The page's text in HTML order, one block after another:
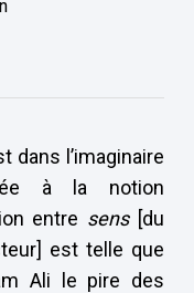
dans l’imaginaire
à la notion
entre sens[du
est telle que
Ali le pire des